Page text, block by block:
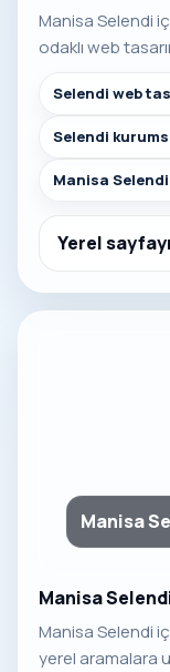
Manisa Selendi
odaklı web
Selendi web
Selendi
Manisa
Yerel
Manisa
Manisa
Manisa Selendi
yerel aramalara